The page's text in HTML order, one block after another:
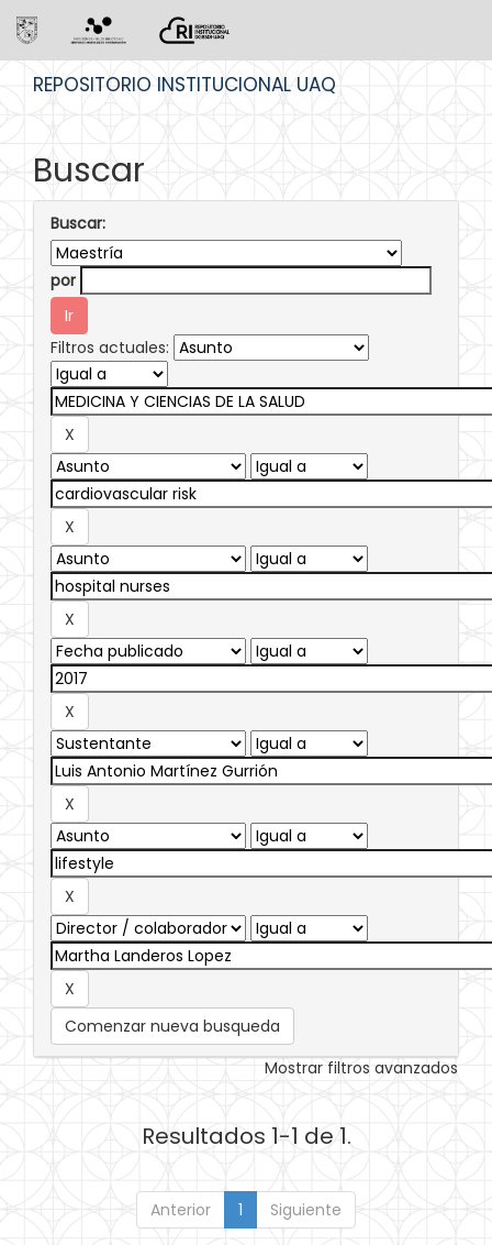
REPOSITORIO INSTITUCIONAL UAQ
Buscar
Buscar:
por
Filtros actuales:
Comenzar nueva busqueda
Mostrar filtros avanzados
Resultados 1-1 de 1.
Anterior 1 Siguiente